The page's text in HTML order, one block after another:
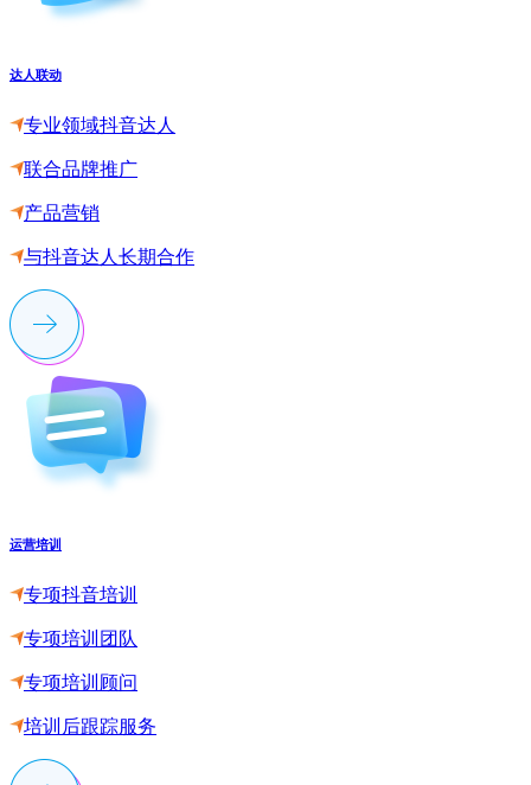
达人联动
专业领域抖音达人
联合品牌推广
产品营销
与抖音达人长期合作
运营培训
专项抖音培训
专项培训团队
专项培训顾问
培训后跟踪服务